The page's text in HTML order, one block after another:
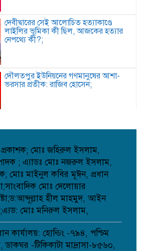
দেবীদ্বারের সেই আলোচিত হত্যাকাণ্ডে
লাইলির ভূমিকা কী ছিল, আজকের হত্যার
নেপথ্যে কী?;
দৌলতপুর ইউনিয়নের গণমানুষের আশা-
ভরসার প্রতীক: রাজিব হোসেন;
পলিথিনে মোড়ানো লাশের ৯ প্যাকেট উদ্ধার,
নওগাঁর আত্রাইয়ে পুলিশের অভিযানে ৫ জন
গ্রেপ্তার;
কবিতা: চমকের পাঠ কৌশল ;
মোঃ জহিরুল ইসলাম,
; এ্যাডঃ মোঃ নজরুল ইসলাম,
মোঃ মাইনুল কবির মূঈন, প্রধান
মোঃ দেলোয়ার
হীল মাহমুদ, আইন
মোঃ মনিরুল ইসলাম,
কার্যালয়: হোল্ডিং -৭৯৪, পশ্চিম
ডাকঘর -টিকিকাটা মাদ্রাসা-৮৫৬০,